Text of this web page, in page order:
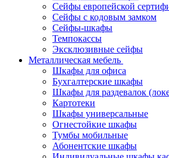
Сейфы европейской
Сейфы с кодовым замком
Сейфы-шкафы
Темпокассы
Эксклюзивные сейфы
Металлическая мебель
Шкафы для офиса
Бухгалтерские шкафы
Шкафы для раздевалок
Картотеки
Шкафы универсальные
Огнестойкие шкафы
Тумбы мобильные
Абонентские шкафы